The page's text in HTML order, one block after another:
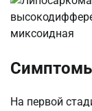
Симптомы
На первой